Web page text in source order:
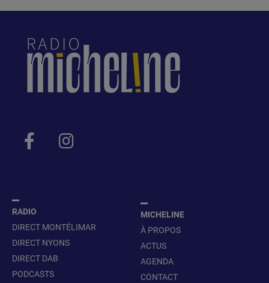
RADIO
DIRECT MONTÉLIMAR
DIRECT NYONS
DIRECT DAB
PODCASTS
MICHELINE
À PROPOS
ACTUS
AGENDA
CONTACT